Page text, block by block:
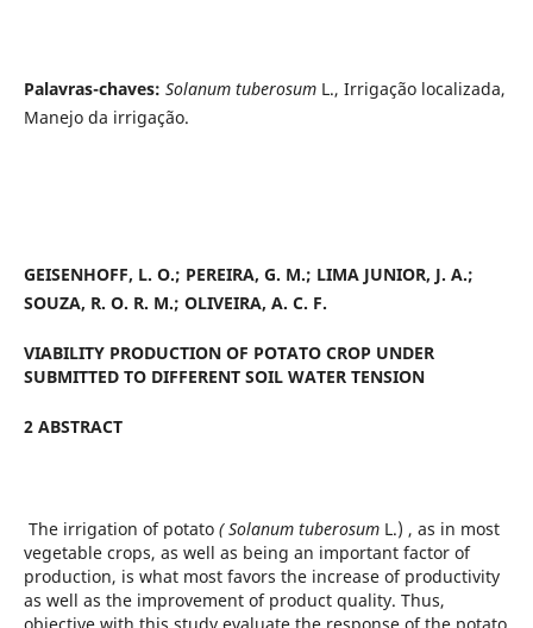
Palavras-chaves: Solanum tuberosumL., Irrigação localizada,
Manejo da irrigação.
GEISENHOFF, L. O.; PEREIRA, G. M.; LIMA JUNIOR, J. A.;
SOUZA, R. O. R. M.; OLIVEIRA, A. C. F.
VIABILITY PRODUCTION OF POTATO CROP UNDER
SUBMITTED TO DIFFERENT SOIL WATER TENSION
2 ABSTRACT
The irrigation of potato ( Solanum tuberosumL.) , as in most
vegetable crops, as well as being an important factor of
production, is what most favors the increase of productivity
as well as the improvement of product quality. Thus,